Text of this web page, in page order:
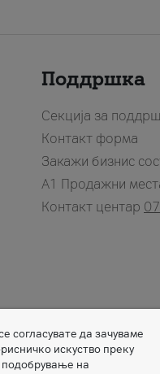
Поддршка
Секција за
Контакт форма
Закажи бизнис
A1 Продажни
Контакт центар
согласувате да зачуваме
искуство преку
подобрување на